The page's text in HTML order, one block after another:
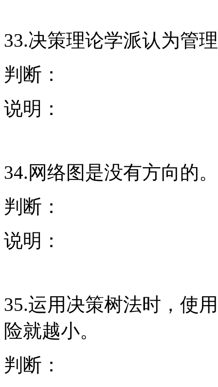
33.决策理论学派认为管
判断：
说明：
34.网络图是没有方向的。
判断：
说明：
35.运用决策树法时，使
险就越小。
判断：